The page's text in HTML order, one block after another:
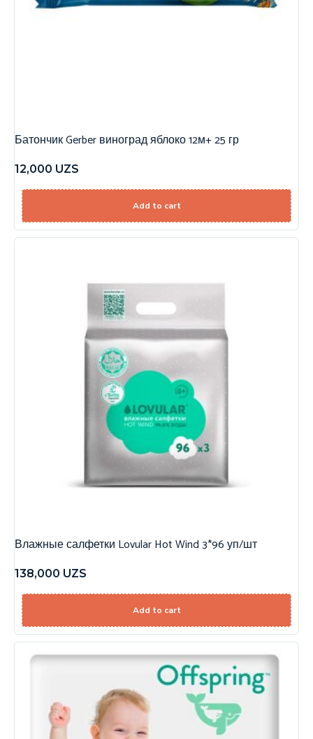
Батончик Gerber виноград яблоко 12м+ 25 гр
12,000 UZS
Add to cart
Влажные салфетки Lovular Hot Wind 3*96 уп/шт
138,000 UZS
Add to cart